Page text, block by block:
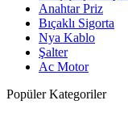
Anahtar Priz
Bıçaklı Sigorta
Nya Kablo
Şalter
Ac Motor
Popüler Kategoriler